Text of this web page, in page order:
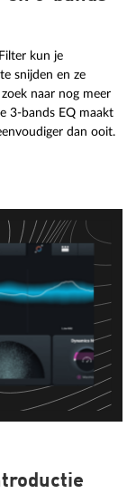
kun je
snijden en ze
naar nog meer
3-bands EQ maakt
dan ooit.